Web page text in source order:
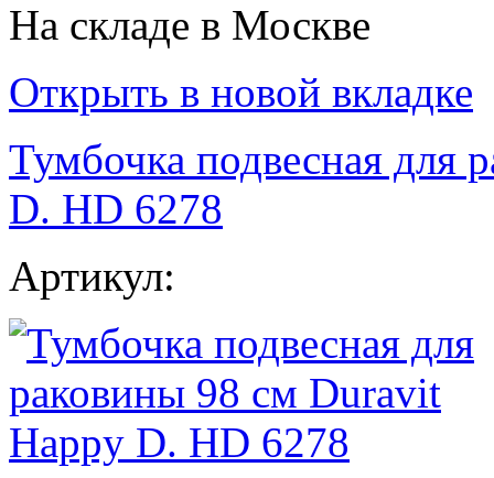
На складе в Москве
Открыть в новой вкладке
Тумбочка подвесная для
D. HD 6278
Артикул: